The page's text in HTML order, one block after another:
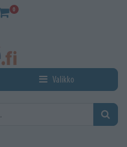
0
Valikko